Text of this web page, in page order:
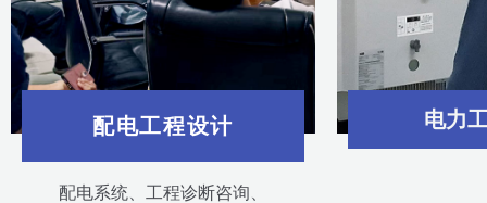
配电工程设计
配电系统、工程诊断咨询、
电力